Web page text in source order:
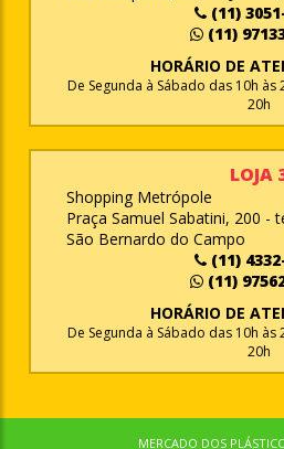
(11)
(11)
HORÁRIO DE
De Segunda à Sábado das 10h
20h
LOJA
Shopping Metrópole
Praça Samuel Sabatini, 200 -
São Bernardo do Campo
(11)
(11)
HORÁRIO DE
De Segunda à Sábado das 10h
20h
MERCADO DOS